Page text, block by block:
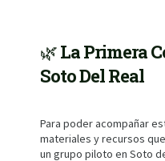
🌿La Primera
Soto Del Real
Para poder acompañar
materiales y recursos
un grupo piloto en Soto